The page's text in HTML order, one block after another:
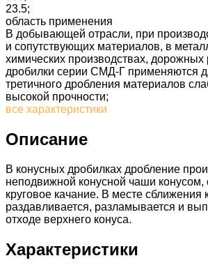
23.5;
область применения
В добывающей отрасли, при
и сопутствующих материалов, в
химических производствах,
дробилки серии СМД-Г применяются
третичного дробления материалов
высокой прочности;
все характеристики
Описание
В конусных дробилках дробление
неподвижной конусной чаши
круговое качание. В месте сближения
раздавливается, разламывается и
отходе верхнего конуса.
Характеристики